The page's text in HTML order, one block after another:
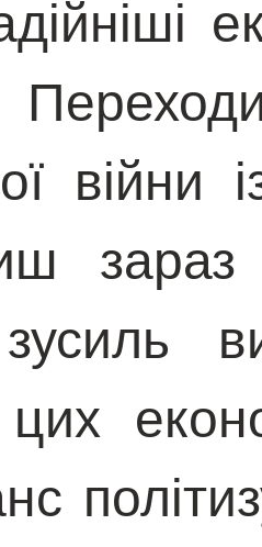
війни
зараз
зусиль